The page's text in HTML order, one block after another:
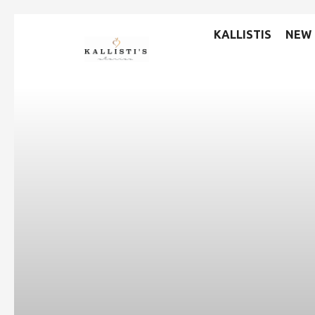
KALLISTIS NEW